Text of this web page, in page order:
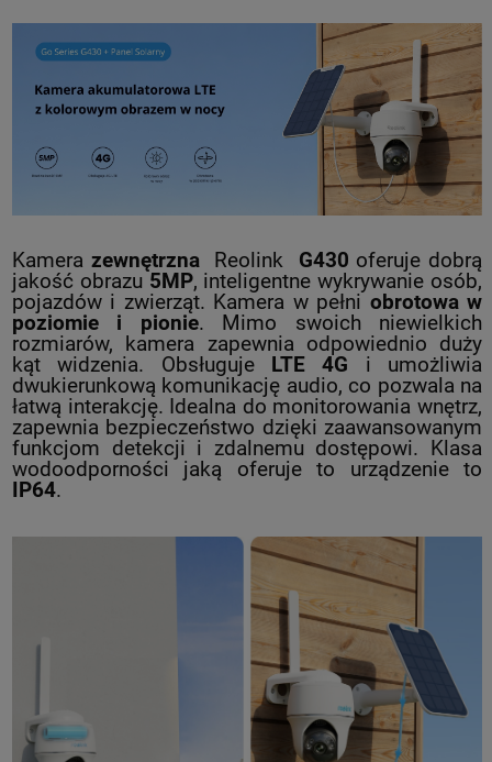
Kamera zewnętrzna Reolink G430 oferuje dobrą
jakość obrazu 5MP, inteligentne wykrywanie osób,
pojazdów i zwierząt. Kamera w pełni obrotowa w
poziomie i pionie. Mimo swoich niewielkich
rozmiarów, kamera zapewnia odpowiednio duży
kąt widzenia. Obsługuje
LTE 4G i umożliwia
dwukierunkową komunikację audio, co pozwala na
łatwą interakcję. Idealna do monitorowania wnętrz,
zapewnia bezpieczeństwo dzięki zaawansowanym
funkcjom detekcji i zdalnemu dostępowi. Klasa
wodoodporności jaką oferuje to urządzenie to
IP64.